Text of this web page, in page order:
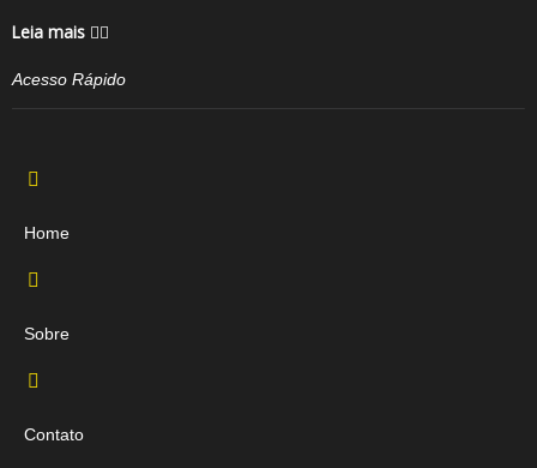
Leia mais
Acesso Rápido
Home
Sobre
Contato